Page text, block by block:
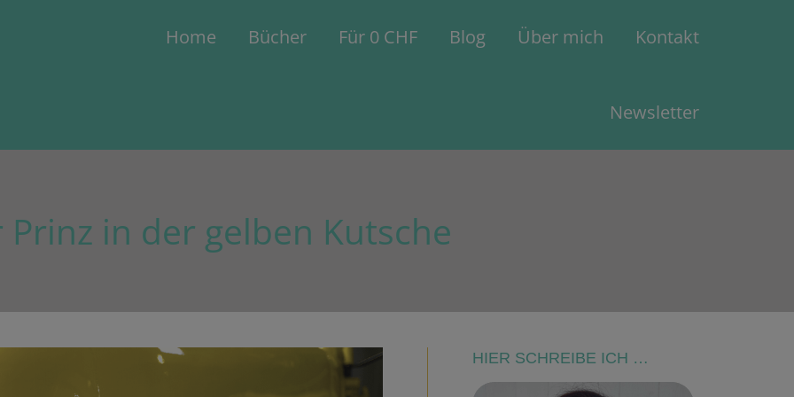
Home Bücher Für 0 CHF Blog Über mich Kontakt
Newsletter
Prinz in der gelben Kutsche
HIER SCHREIBE ICH …